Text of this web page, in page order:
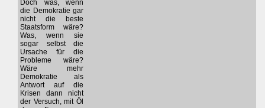
Doch was, wenn
die Demokratie gar
nicht die beste
Staatsform wäre?
Was, wenn sie
sogar selbst die
Ursache für die
Probleme wäre?
Wäre mehr
Demokratie als
Antwort auf die
Krisen dann nicht
der Versuch, mit Öl